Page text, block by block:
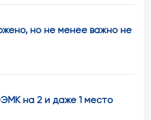
но не менее важно не
на 2 и даже 1 место